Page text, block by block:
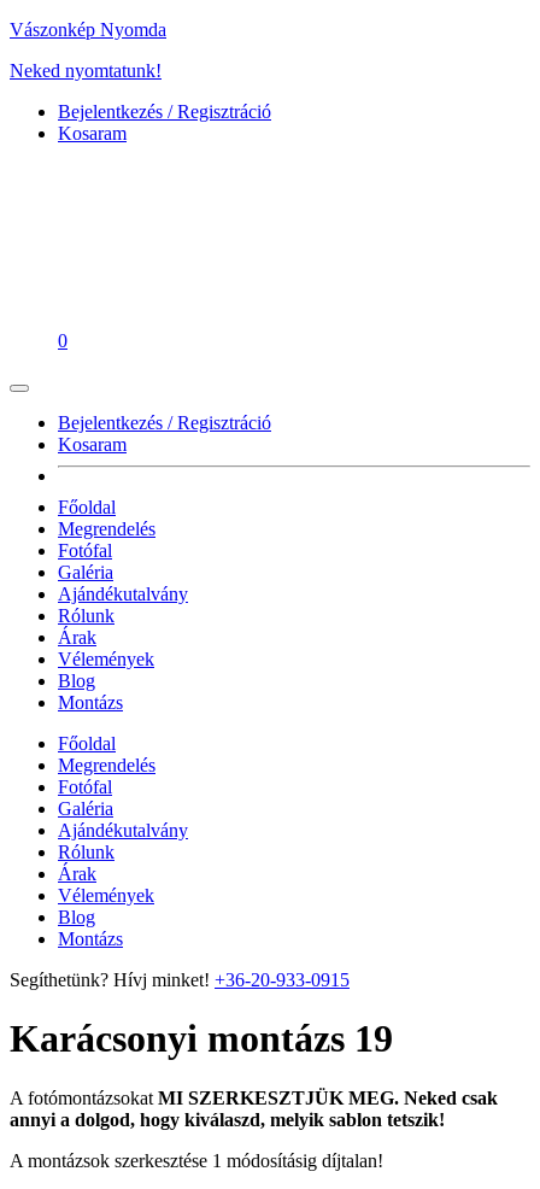
Vászonkép Nyomda
Neked nyomtatunk!
Bejelentkezés / Regisztráció
Kosaram
0
Bejelentkezés / Regisztráció
Kosaram
Főoldal
Megrendelés
Fotófal
Galéria
Ajándékutalvány
Rólunk
Árak
Vélemények
Blog
Montázs
Főoldal
Megrendelés
Fotófal
Galéria
Ajándékutalvány
Rólunk
Árak
Vélemények
Blog
Montázs
Segíthetünk? Hívj minket! +36-20-933-0915
Karácsonyi montázs 19
A fotómontázsokat MI SZERKESZTJÜK MEG. Neked csak
annyi a dolgod, hogy kiválaszd, melyik sablon tetszik!
A montázsok szerkesztése 1 módosításig díjtalan!